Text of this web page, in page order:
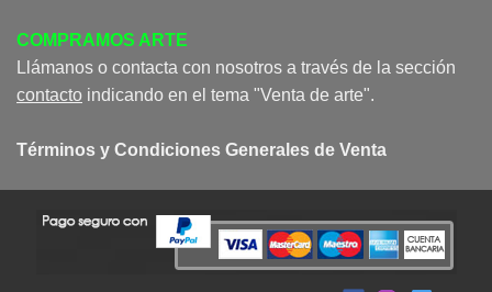
COMPRAMOS ARTE
Llámanos o contacta con nosotros a través de la sección
contacto indicando en el tema "Venta de arte".
Términos y Condiciones Generales de Venta